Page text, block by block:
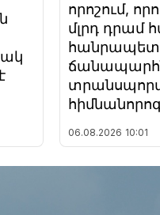
որոշում,
մլրդ դրամ
06.08.2026 10:01